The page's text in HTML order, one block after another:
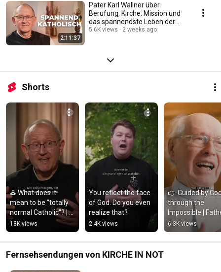
2:11:37
Pater Karl Wallner über
Berufung, Kirche, Mission und
das spannendste Leben der
Welt #katholisch
5.6K views 2 weeks ago
Shorts
⛪ What does it
mean to be "totally
normal Catholic"? |
Father Karl Wallner
18K views
You reflect the face
of God. Do you even
realize that?
2.4K views
👉 Guided by
through the
Impossible |
Buob
6.3K views
Fernsehsendungen von KIRCHE IN NOT